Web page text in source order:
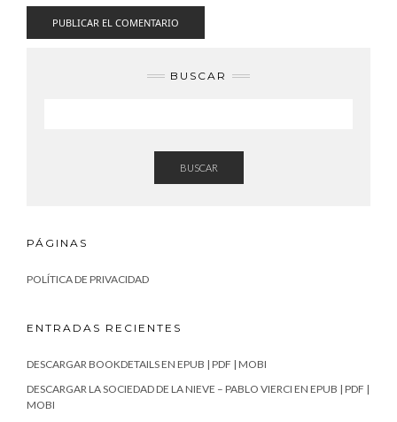
BUSCAR
BUSCAR
PÁGINAS
POLÍTICA DE PRIVACIDAD
ENTRADAS RECIENTES
DESCARGAR BOOKDETAILS EN EPUB | PDF | MOBI
DESCARGAR LA SOCIEDAD DE LA NIEVE – PABLO VIERCI EN EPUB | PDF |
MOBI